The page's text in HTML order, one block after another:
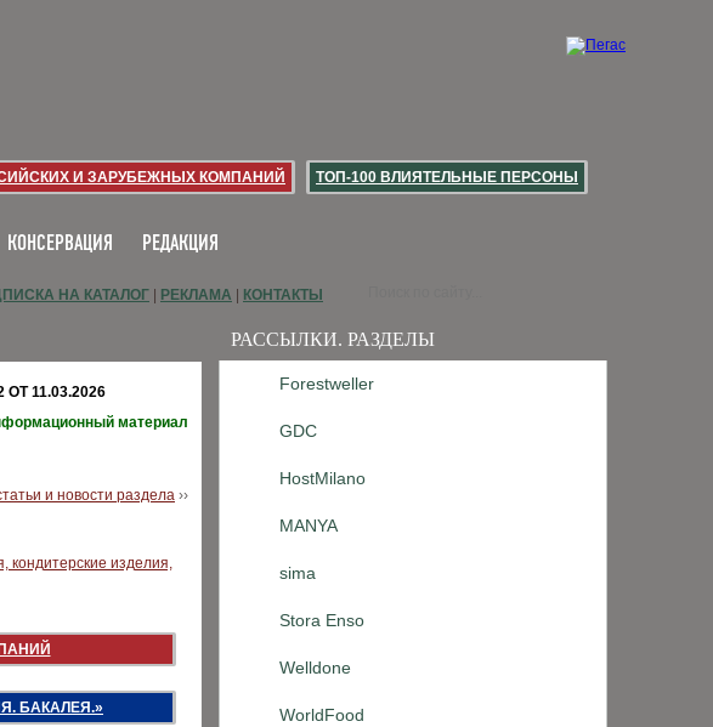
И ЗАРУБЕЖНЫХ КОМПАНИЙ ТОП-100 ВЛИЯТЕЛЬНЫЕ ПЕРСОНЫ
КОНСЕРВАЦИЯ РЕДАКЦИЯ
РАССЫЛКИ. РАЗДЕЛЫ
Forestweller
GDC
HostMilano
MANYA
sima
Stora Enso
Welldone
WorldFood
НА КАТАЛОГ РЕКЛАМА КОНТАКТЫ
11.03.2026
материал
и новости раздела ››
БАКАЛЕЯ.»